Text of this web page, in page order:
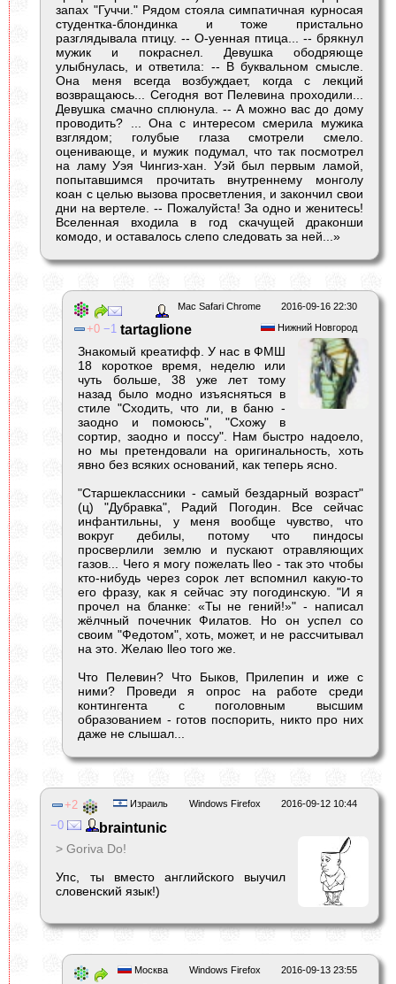
запах "Гуччи." Рядом стояла симпатичная курносая
студентка-блондинка и тоже пристально
разглядывала птицу. -- О-уенная птица... -- брякнул
мужик и покраснел. Девушка ободряюще
улыбнулась, и ответила: -- В буквальном смысле.
Она меня всегда возбуждает, когда с лекций
возвращаюсь... Сегодня вот Пелевина проходили...
Девушка смачно сплюнула. -- А можно вас до дому
проводить? ... Она с интересом смерила мужика
взглядом; голубые глаза смотрели смело.
оценивающе, и мужик подумал, что так посмотрел
на ламу Уэя Чингиз-хан. Уэй был первым ламой,
попытавшимся прочитать внутреннему монголу
коан с целью вызова просветления, и закончил свои
дни на вертеле. -- Пожалуйста! За одно и женитесь!
Вселенная входила в год скачущей драконши
комодо, и оставалось слепо следовать за ней...»
2016-09-16 22:30
Mac Safari Chrome
Нижний Новгород
0 1 tartaglione
Знакомый креатифф. У нас в ФМШ
18 короткое время, неделю или
чуть больше, 38 уже лет тому
назад было модно изъясняться в
стиле "Сходить, что ли, в баню -
заодно и помоюсь", "Схожу в
сортир, заодно и поссу". Нам быстро надоело,
но мы претендовали на оригинальность, хоть
явно без всяких оснований, как теперь ясно.
"Старшеклассники - самый бездарный возраст"
(ц) "Дубравка", Радий Погодин. Все сейчас
инфантильны, у меня вообще чувство, что
вокруг дебилы, потому что пиндосы
просверлили землю и пускают отравляющих
газов... Чего я могу пожелать lleo - так это чтобы
кто-нибудь через сорок лет вспомнил какую-то
его фразу, как я сейчас эту погодинскую. "И я
прочел на бланке: «Ты не гений!»" - написал
жёлчный почечник Филатов. Но он успел со
своим "Федотом", хоть, может, и не рассчитывал
на это. Желаю lleo того же.
Что Пелевин? Что Быков, Прилепин и иже с
ними? Проведи я опрос на работе среди
контингента с поголовным высшим
образованием - готов поспорить, никто про них
даже не слышал...
2016-09-12 10:44
Windows Firefox
Израиль
2
0
braintunic
> Goriva Do!
Упс, ты вместо английского выучил
словенский язык!)
2016-09-13 23:55
Windows Firefox
Москва